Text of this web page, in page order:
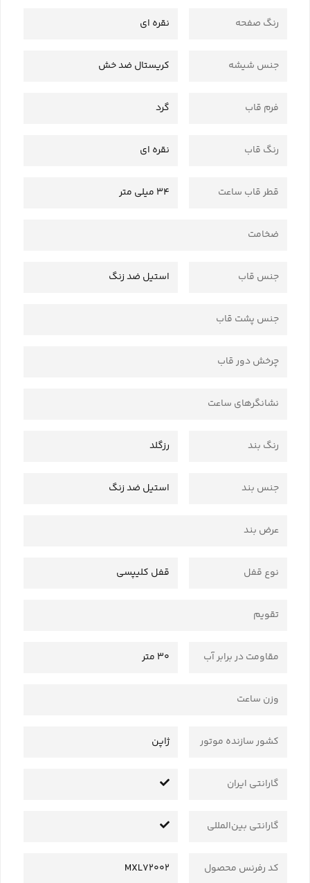
رنگ صفحه نقره ای
جنس شیشه کریستال ضد خش
فرم قاب گرد
رنگ قاب نقره ای
قطر قاب ساعت 34 میلی متر
ضخامت
جنس قاب استیل ضد زنگ
جنس پشت قاب
چرخش دور قاب
نشانگرهای ساعت
رنگ بند رزگلد
جنس بند استیل ضد زنگ
عرض بند
نوع قفل قفل کلیپسی
تقویم
مقاومت در برابر آب 30 متر
وزن ساعت
کشور سازنده موتور ژاپن
گارانتی ایران
گارانتی بین‌المللی
کد رفرنس محصول MXL72002